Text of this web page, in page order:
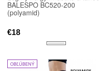
BALESPO BC520-200
(polyamid)
€18
OBĽÚBENÝ